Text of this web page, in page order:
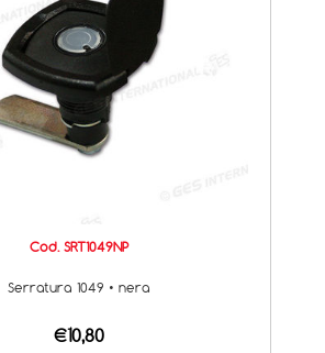
Cod. SRT1049NP
Serratura 1049 • nera
€10,80